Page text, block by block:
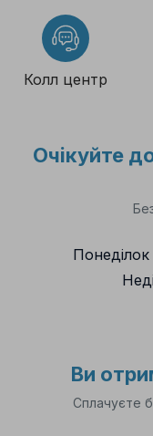
Колл центр
Очікуйте
Ви
Сплачуєте